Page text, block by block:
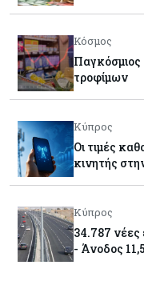
Κόσμος
Παγκόσμιος
τροφίμων
Κύπρος
Οι τιμές
κινητής
Κύπρος
34.787
- Άνοδος